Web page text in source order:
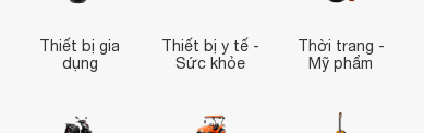
Thiết bị gia
dụng
Thiết bị y tế -
Sức khỏe
Thời trang -
Mỹ phẩm